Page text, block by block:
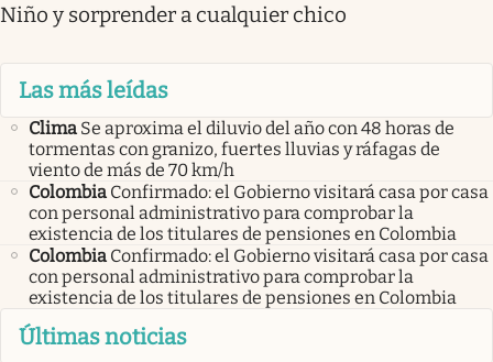
Niño y sorprender a cualquier chico
Las más leídas
Clima Se aproxima el diluvio del año con 48 horas de
tormentas con granizo, fuertes lluvias y ráfagas de
viento de más de 70 km/h
Colombia Confirmado: el Gobierno visitará casa por casa
con personal administrativo para comprobar la
existencia de los titulares de pensiones en Colombia
Colombia Confirmado: el Gobierno visitará casa por casa
con personal administrativo para comprobar la
existencia de los titulares de pensiones en Colombia
Últimas noticias